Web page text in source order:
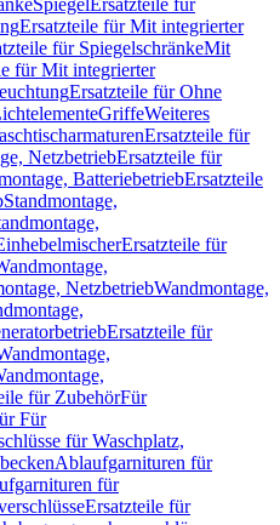
Spiegel Ersatzteile für
Ersatzteile für Mit integrierter
für SpiegelschränkeMit
für Mit integrierter
Ersatzteile für Ohne
GriffeWeiteres
Ersatzteile für
NetzbetriebErsatzteile für
BatteriebetriebErsatzteile
Standmontage,
Ersatzteile für
NetzbetriebWandmontage,
Ersatzteile für
für ZubehörFür
Für
für Waschplatz,
Ablaufgarnituren für
für
Ersatzteile für